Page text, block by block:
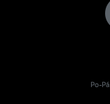
Po-Pá